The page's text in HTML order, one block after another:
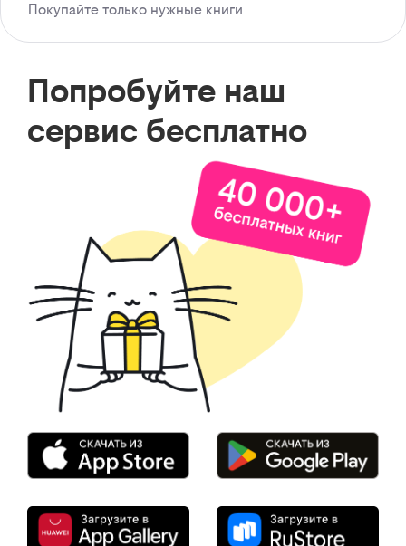
Покупайте только нужные книги
Попробуйте наш
сервис бесплатно